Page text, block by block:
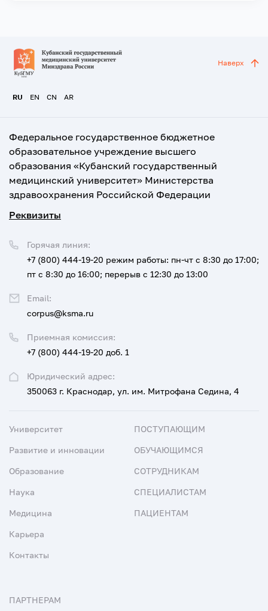
RU EN CN AR
Наверх
Федеральное государственное бюджетное
образовательное учреждение высшего
образования «Кубанский государственный
медицинский университет» Министерства
здравоохранения Российской Федерации
Реквизиты
Юридический адрес:
350063 г. Краснодар, ул. им. Митрофана Седина, 4
Приемная комиссия:
+7 (800) 444-19-20 доб. 1
Горячая линия:
+7 (800) 444-19-20 режим работы: пн-чт с 8:30 до 17:00;
пт с 8:30 до 16:00; перерыв с 12:30 до 13:00
Email:
corpus@ksma.ru
Университет
Развитие и инновации
Образование
Наука
Медицина
Карьера
Контакты
ПОСТУПАЮЩИМ
ОБУЧАЮЩИМСЯ
СОТРУДНИКАМ
СПЕЦИАЛИСТАМ
ПАЦИЕНТАМ
ПАРТНЕРАМ